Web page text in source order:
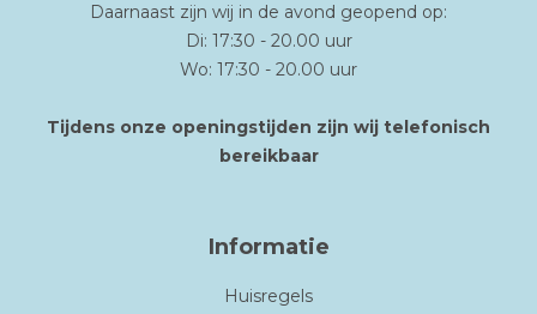
Daarnaast zijn wij in de avond geopend op:
Di: 17:30 - 20.00 uur
Wo: 17:30 - 20.00 uur
Tijdens onze openingstijden zijn wij telefonisch
bereikbaar
Informatie
Huisregels